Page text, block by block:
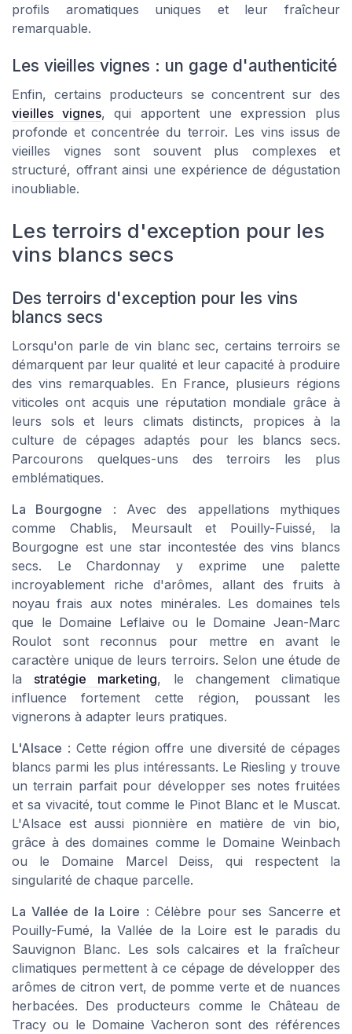
profils aromatiques uniques et leur fraîcheur
remarquable.
Les vieilles vignes : un gage d'authenticité
Enfin, certains producteurs se concentrent sur des
vieilles vignes, qui apportent une expression plus
profonde et concentrée du terroir. Les vins issus de
vieilles vignes sont souvent plus complexes et
structuré, offrant ainsi une expérience de dégustation
inoubliable.
Les terroirs d'exception pour les
vins blancs secs
Des terroirs d'exception pour les vins
blancs secs
Lorsqu'on parle de vin blanc sec, certains terroirs se
démarquent par leur qualité et leur capacité à produire
des vins remarquables. En France, plusieurs régions
viticoles ont acquis une réputation mondiale grâce à
leurs sols et leurs climats distincts, propices à la
culture de cépages adaptés pour les blancs secs.
Parcourons quelques-uns des terroirs les plus
emblématiques.
La Bourgogne : Avec des appellations mythiques
comme Chablis, Meursault et Pouilly-Fuissé, la
Bourgogne est une star incontestée des vins blancs
secs. Le Chardonnay y exprime une palette
incroyablement riche d'arômes, allant des fruits à
noyau frais aux notes minérales. Les domaines tels
que le Domaine Leflaive ou le Domaine Jean-Marc
Roulot sont reconnus pour mettre en avant le
caractère unique de leurs terroirs. Selon une étude de
la stratégie marketing, le changement climatique
influence fortement cette région, poussant les
vignerons à adapter leurs pratiques.
L'Alsace : Cette région offre une diversité de cépages
blancs parmi les plus intéressants. Le Riesling y trouve
un terrain parfait pour développer ses notes fruitées
et sa vivacité, tout comme le Pinot Blanc et le Muscat.
L'Alsace est aussi pionnière en matière de vin bio,
grâce à des domaines comme le Domaine Weinbach
ou le Domaine Marcel Deiss, qui respectent la
singularité de chaque parcelle.
La Vallée de la Loire : Célèbre pour ses Sancerre et
Pouilly-Fumé, la Vallée de la Loire est le paradis du
Sauvignon Blanc. Les sols calcaires et la fraîcheur
climatiques permettent à ce cépage de développer des
arômes de citron vert, de pomme verte et de nuances
herbacées. Des producteurs comme le Château de
Tracy ou le Domaine Vacheron sont des références